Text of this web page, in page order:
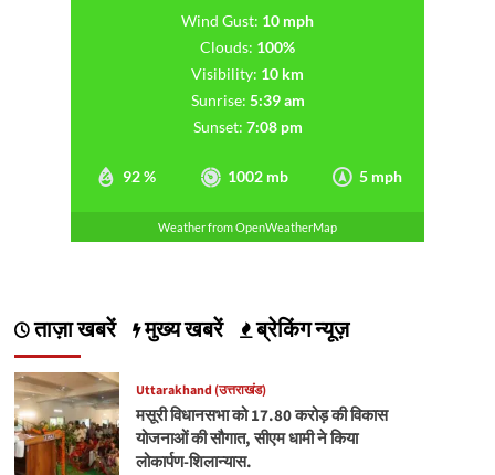
92 % 1002 mb 5 mph
Wind Gust: 10 mph
Clouds: 100%
Visibility: 10 km
Sunrise: 5:39 am
Sunset: 7:08 pm
Weather from OpenWeatherMap
ताज़ा खबरें मुख्य खबरें ब्रेकिंग न्यूज़
Uttarakhand (उत्तराखंड)
मसूरी विधानसभा को 17.80 करोड़ की विकास
योजनाओं की सौगात, सीएम धामी ने किया
लोकार्पण-शिलान्यास.